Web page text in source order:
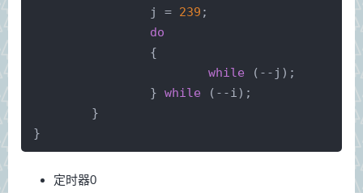
		j =
239 ;
do
		{
while (--j);
		}
while (--i);
	}
}
定时器0